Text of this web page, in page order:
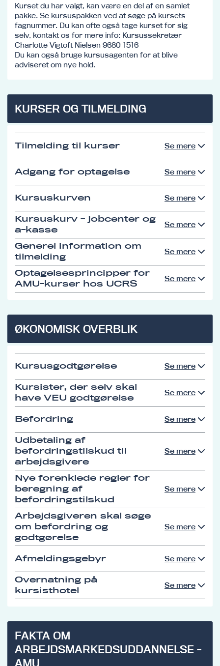
Kurset du har valgt, kan være en del af en samlet
pakke. Se kursuspakken ved at søge på kursets
fagnummer. Du kan ofte også tage kurset for sig
selv, kontakt os for mere info: Kursussekretær
Charlotte Vigtoft Nielsen 9680 1516
Du kan også bruge kursusagenten for at blive
adviseret om nye hold.
KURSER OG TILMELDING
Tilmelding til kurser Se mere
Adgang for optagelse Se mere
Kursuskurven Se mere
Kursuskurv - jobcenter og
a-kasse
Se mere
Generel information om
tilmelding
Se mere
Optagelsesprincipper for
AMU-kurser hos UCRS
Se mere
ØKONOMISK OVERBLIK
Kursusgodtgørelse Se mere
Kursister, der selv skal
have VEU godtgørelse
Se mere
Befordring Se mere
Udbetaling af
befordringstilskud til
arbejdsgivere
Se mere
Nye forenklede regler for
beregning af
befordringstilskud
Se mere
Arbejdsgiveren skal søge
om befordring og
godtgørelse
Se mere
Afmeldingsgebyr Se mere
Overnatning på
kursisthotel
Se mere
FAKTA OM
ARBEJDSMARKEDSUDDANNELSE -
AMU